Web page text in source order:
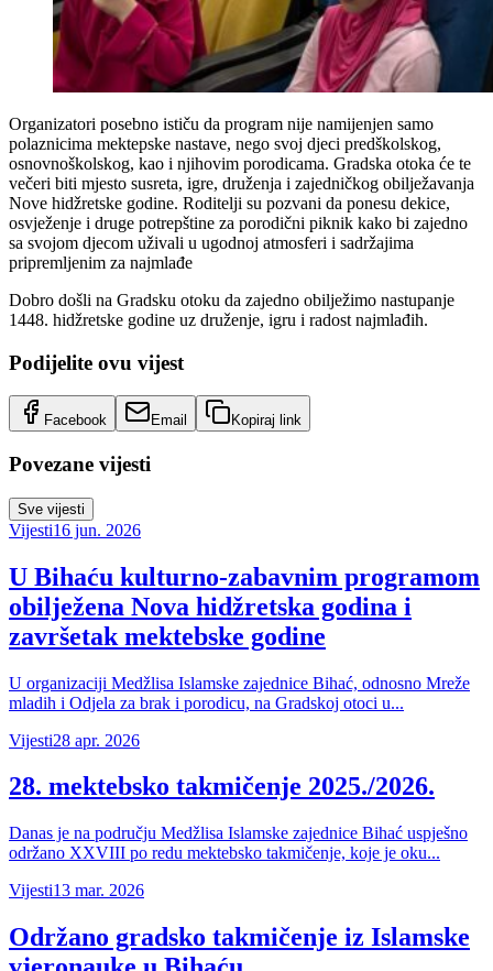
Organizatori posebno ističu da program nije namijenjen samo
polaznicima mektepske nastave, nego svoj djeci predškolskog,
osnovnoškolskog, kao i njihovim porodicama. Gradska otoka će te
večeri biti mjesto susreta, igre, druženja i zajedničkog obilježavanja
Nove hidžretske godine. Roditelji su pozvani da ponesu dekice,
osvježenje i druge potrepštine za porodični piknik kako bi zajedno
sa svojom djecom uživali u ugodnoj atmosferi i sadržajima
pripremljenim za najmlađe
Dobro došli na Gradsku otoku da zajedno obilježimo nastupanje
1448. hidžretske godine uz druženje, igru i radost najmlađih.
Podijelite ovu vijest
Facebook Email Kopiraj link
Povezane vijesti
Sve vijesti
Vijesti16 jun. 2026
U Bihaću kulturno-zabavnim programom
obilježena Nova hidžretska godina i
završetak mektebske godine
U organizaciji Medžlisa Islamske zajednice Bihać, odnosno Mreže
mladih i Odjela za brak i porodicu, na Gradskoj otoci u...
Vijesti28 apr. 2026
28. mektebsko takmičenje 2025./2026.
Danas je na području Medžlisa Islamske zajednice Bihać uspješno
održano XXVIII po redu mektebsko takmičenje, koje je oku...
Vijesti13 mar. 2026
Održano gradsko takmičenje iz Islamske